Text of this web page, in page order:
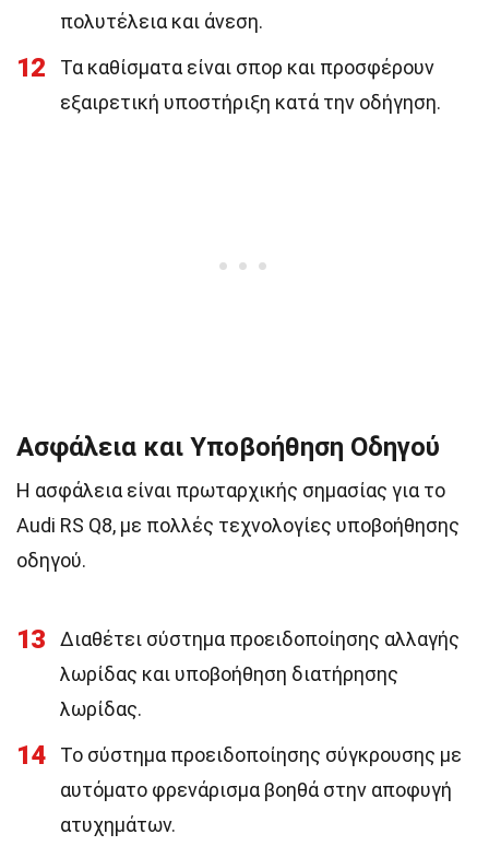
πολυτέλεια και άνεση.
12
Τα καθίσματα είναι σπορ και προσφέρουν
εξαιρετική υποστήριξη κατά την οδήγηση.
Ασφάλεια και Υποβοήθηση Οδηγού
Η ασφάλεια είναι πρωταρχικής σημασίας για το
Audi RS Q8, με πολλές τεχνολογίες υποβοήθησης
οδηγού.
13
Διαθέτει σύστημα προειδοποίησης αλλαγής
λωρίδας και υποβοήθηση διατήρησης
λωρίδας.
14
Το σύστημα προειδοποίησης σύγκρουσης με
αυτόματο φρενάρισμα βοηθά στην αποφυγή
ατυχημάτων.